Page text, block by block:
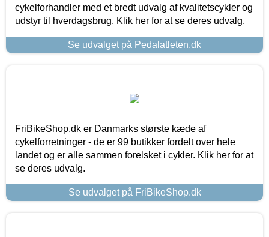
cykelforhandler med et bredt udvalg af kvalitetscykler og
udstyr til hverdagsbrug. Klik her for at se deres udvalg.
Se udvalget på Pedalatleten.dk
FriBikeShop.dk er Danmarks største kæde af
cykelforretninger - de er 99 butikker fordelt over hele
landet og er alle sammen forelsket i cykler. Klik her for at
se deres udvalg.
Se udvalget på FriBikeShop.dk